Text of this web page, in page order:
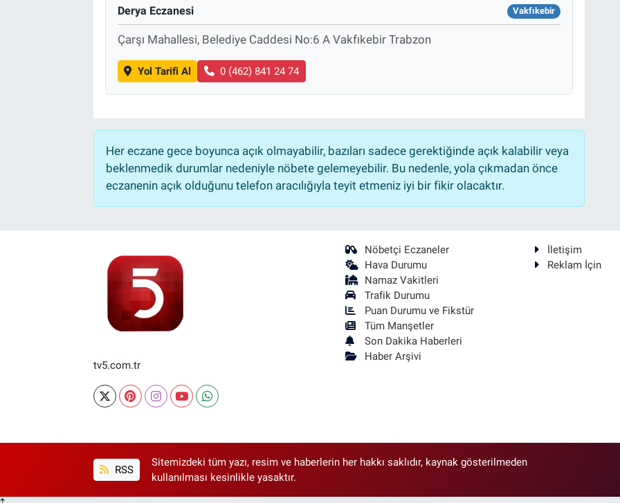
Derya Eczanesi Vakfıkebir
Çarşı Mahallesi, Belediye Caddesi No:6 A Vakfıkebir Trabzon
Yol Tarifi Al 0 (462) 841 24 74
Her eczane gece boyunca açık olmayabilir, bazıları sadece gerektiğinde açık kalabilir veya
beklenmedik durumlar nedeniyle nöbete gelemeyebilir. Bu nedenle, yola çıkmadan önce
eczanenin açık olduğunu telefon aracılığıyla teyit etmeniz iyi bir fikir olacaktır.
tv5.com.tr
Nöbetçi Eczaneler
Hava Durumu
Namaz Vakitleri
Trafik Durumu
Puan Durumu ve Fikstür
Tüm Manşetler
Son Dakika Haberleri
Haber Arşivi
İletişim
Reklam İçin
RSS
Sitemizdeki tüm yazı, resim ve haberlerin her hakkı saklıdır, kaynak gösterilmeden
kullanılması kesinlikle yasaktır.